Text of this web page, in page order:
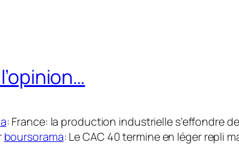
: France: la production industrielle s’effondre
boursorama: Le CAC 40 termine en léger repli